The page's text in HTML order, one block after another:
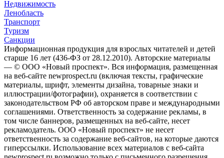
Недвижимость
Ленобласть
Транспорт
Туризм
Санкции
Информационная продукция для взрослых читателей и детей
старше 16 лет (436-ФЗ от 28.12.2010). Авторские материалы
— © ООО «Новый проспект». Вся информация, размещенная
на веб-сайте newprospect.ru (включая тексты, графические
материалы, шрифт, элементы дизайна, товарные знаки и
иллюстрации/фотографии), охраняется в соответствии с
законодательством РФ об авторском праве и международными
соглашениями. Ответственность за содержание рекламы, в
том числе баннеров, размещенных на веб-сайте, несет
рекламодатель. ООО «Новый проспект» не несет
ответственность за содержание веб-сайтов, на которые даются
гиперссылки. Использование всех материалов с веб-сайта